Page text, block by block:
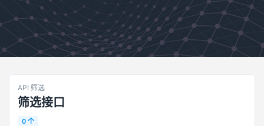
API 筛选
筛选接口
0 个